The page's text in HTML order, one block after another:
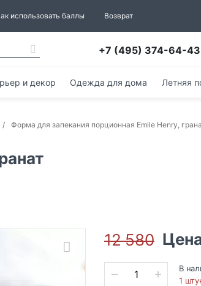
использовать баллы Возврат
+7 (495) 374-64-43
и декор Одежда для дома Летняя
Форма для запекания порционная Emile Henry,
12 580
В
1